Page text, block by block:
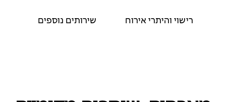
רישוי והיתרי אירוח שירותים נוספים